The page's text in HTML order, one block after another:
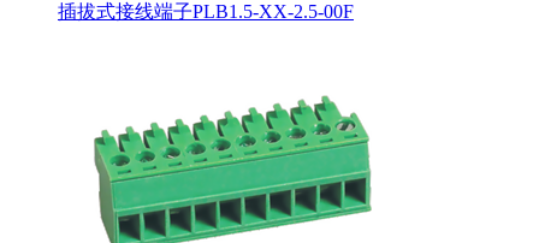
插拔式接线端子PLB1.5-XX-2.5-00F